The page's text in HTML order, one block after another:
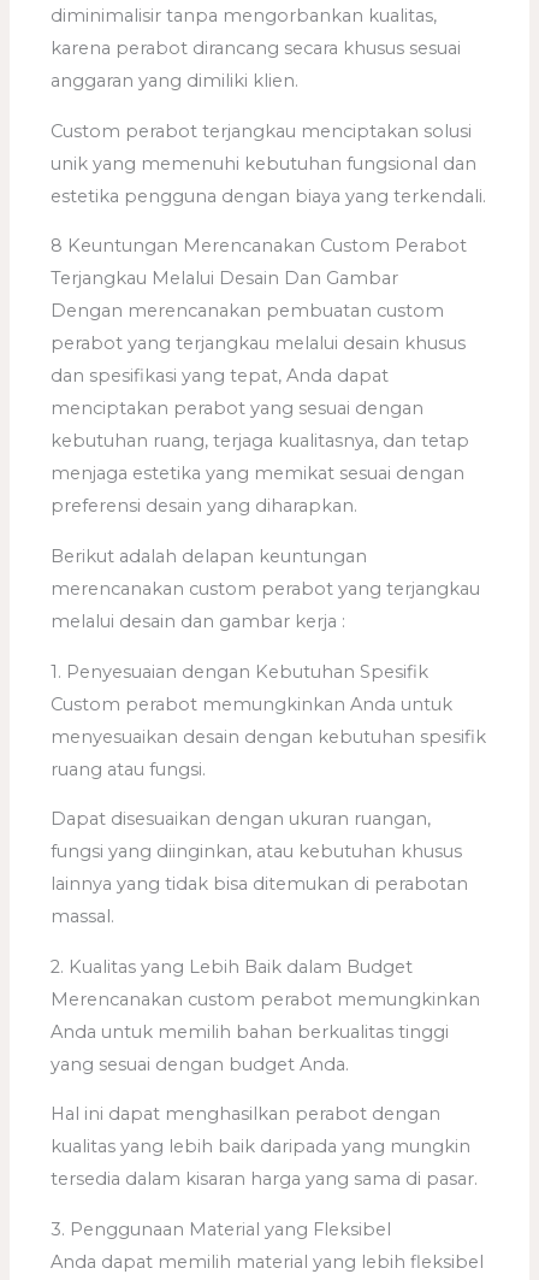
diminimalisir tanpa mengorbankan kualitas,
karena perabot dirancang secara khusus sesuai
anggaran yang dimiliki klien.
Custom perabot terjangkau menciptakan solusi
unik yang memenuhi kebutuhan fungsional dan
estetika pengguna dengan biaya yang terkendali.
8 Keuntungan Merencanakan Custom Perabot
Terjangkau Melalui Desain Dan Gambar
Dengan merencanakan pembuatan custom
perabot yang terjangkau melalui desain khusus
dan spesifikasi yang tepat, Anda dapat
menciptakan perabot yang sesuai dengan
kebutuhan ruang, terjaga kualitasnya, dan tetap
menjaga estetika yang memikat sesuai dengan
preferensi desain yang diharapkan.
Berikut adalah delapan keuntungan
merencanakan custom perabot yang terjangkau
melalui desain dan gambar kerja :
1. Penyesuaian dengan Kebutuhan Spesifik
Custom perabot memungkinkan Anda untuk
menyesuaikan desain dengan kebutuhan spesifik
ruang atau fungsi.
Dapat disesuaikan dengan ukuran ruangan,
fungsi yang diinginkan, atau kebutuhan khusus
lainnya yang tidak bisa ditemukan di perabotan
massal.
2. Kualitas yang Lebih Baik dalam Budget
Merencanakan custom perabot memungkinkan
Anda untuk memilih bahan berkualitas tinggi
yang sesuai dengan budget Anda.
Hal ini dapat menghasilkan perabot dengan
kualitas yang lebih baik daripada yang mungkin
tersedia dalam kisaran harga yang sama di pasar.
3. Penggunaan Material yang Fleksibel
Anda dapat memilih material yang lebih fleksibel